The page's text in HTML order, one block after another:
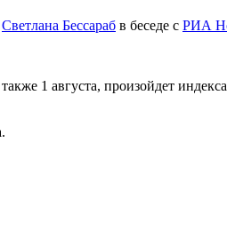
Светлана Бессараб в беседе с РИА
1 августа, произойдет